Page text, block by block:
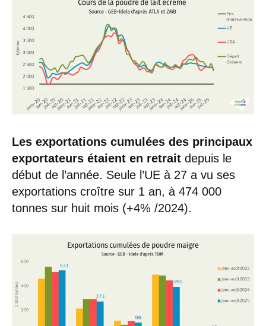
Les exportations cumulées des principaux
exportateurs étaient en retrait depuis le
début de l’année. Seule l’UE à 27 a vu ses
exportations croître sur 1 an, à 474 000
tonnes sur huit mois (+4% /2024).